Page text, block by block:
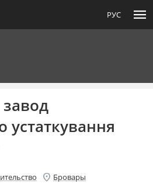
РУС menu
устаткування
location_on Бровары